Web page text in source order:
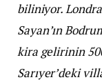
biliniyor.
Sayan’ın
kira gelirinin
Sarıyer’deki